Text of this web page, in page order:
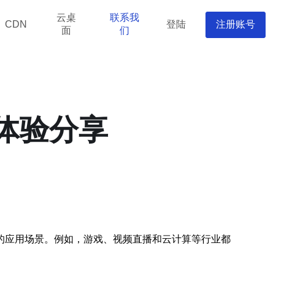
CDN
云桌
面
联系我
们
登陆 注册账号
验分享
用场景。例如，游戏、视频直播和云计算等行业都